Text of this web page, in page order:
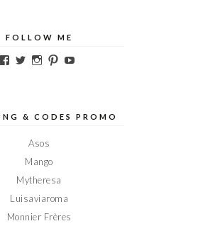
FOLLOW ME
Voir
sur
Voir
sur
Voir
sur
Voir
sur sur
& CODES PROMO
Asos
Mango
Mytheresa
Luisaviaroma
Monnier Frères